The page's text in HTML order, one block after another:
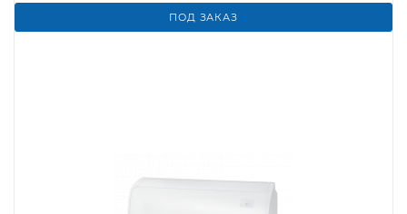
ПОД ЗАКАЗ